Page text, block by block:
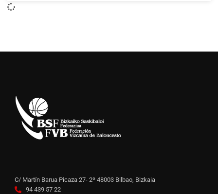
C/ Martín Barua Picaza 27- 2º 48003 Bilbao, Bizkaia
94 439 57 22